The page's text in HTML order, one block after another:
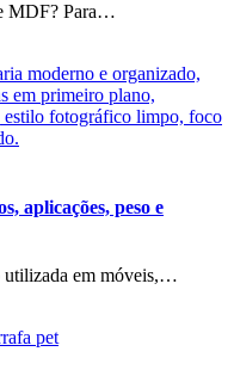
MDF? Para…
aplicações, peso e
em móveis,…